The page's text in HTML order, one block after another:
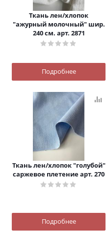
Ткань лен/хлопок
"ажурный молочный" шир.
240 см. арт. 2871
Подробнее
Ткань лен/хлопок "голубой"
саржевое плетение арт. 270
Подробнее